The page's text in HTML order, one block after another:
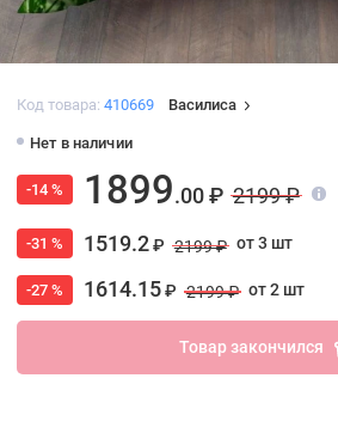
Код товара: 410669 Василиса
Нет в наличии
-14 % 1899.00 ₽ 2199 ₽
-31 % 1519.2₽ 2199 ₽ от 3 шт
-27 % 1614.15₽ 2199 ₽ от 2 шт
Товар закончился